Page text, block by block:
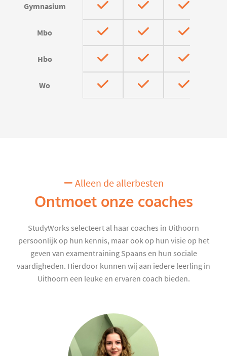
Gymnasium
Mbo
Hbo
Wo
Alleen de allerbesten
Ontmoet onze coaches
StudyWorks selecteert al haar coaches in Uithoorn
persoonlijk op hun kennis, maar ook op hun visie op het
geven van examentraining Spaans en hun sociale
vaardigheden. Hierdoor kunnen wij aan iedere leerling in
Uithoorn een leuke en ervaren coach bieden.